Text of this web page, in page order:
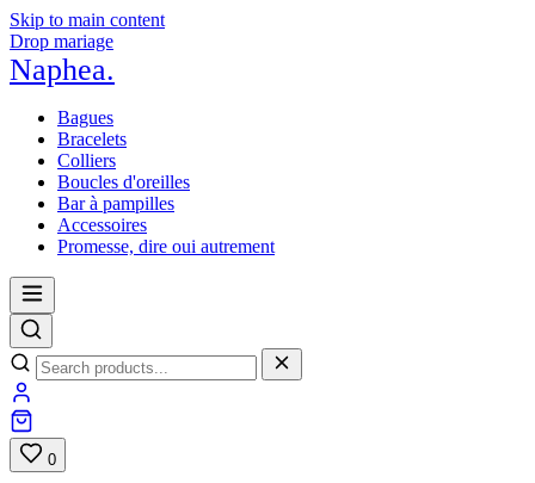
Skip to main content
Drop mariage
Naphea.
Bagues
Bracelets
Colliers
Boucles d'oreilles
Bar à pampilles
Accessoires
Promesse, dire oui autrement
0